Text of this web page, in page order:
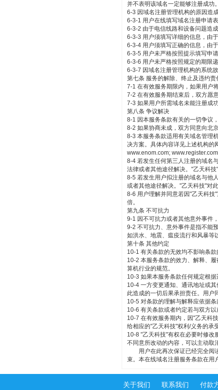
并不表明该域名一定能够注册成功
6-3 因域名注册管理机构的原因造
6-3-1 用户在线填写域名注册申请
6-3-2 由于电信线路和设备问题造
6-3-3 用户须填写详细的信息，由
6-3-4 用户须填写正确的信息，由
6-3-5 用户未严格按照提示填写申
6-3-6 用户未严格按照规定的期限
6-3-7 因域名注册管理机构的系统
第七条 服务的解除、终止及违约责
7-1 在有效服务期限内，如果用户
7-2 在有效服务期结束后，双方愿
7-3 如果用户所需域名未能注册成
第八条 争议解决
8-1 因本服务条款有关的一切争议
8-2 如果协商未成，双方同意向北
8-3 本服务条款适用有关域名管理
决方案。具体内容详见上述机构的
www.enom.com;
8-4 若发生任何第三人注册的域名
法律或者其他途径解决。"乙天科
8-5 若发生用户拟注册的域名与他
或者其他途径解决。"乙天科技"对
8-6 用户理解并同意若因"乙天科
倍。
第九条 不可抗力
9-1 因不可抗力或者其他意外事件
9-2 不可抗力、意外事件是指不能
如洪水、地震、瘟疫流行和风暴等
第十条 其他约定
10-1 有关条款的无效均不影响条
10-2 本服务条款的效力、解释、
算机行业的规范。
10-3 如果本服务条款任何规定根
10-4 一方变更通知、通讯地址或
此造成的一切后果承担责任。用户
10-5 对条款的理解与解释应依据
10-6 有关条款或者约定若与双方
10-7 在有效服务期内，因"乙天科
给相应的"乙天科技"权利/义务的承
10-8 "乙天科技"有权在必要时修改
不同意所改动的内容，可以主动取
用户在此再次保证已经完全阅读
束。本在线域名注册服务条款在用
关于我们 联系我们 付款